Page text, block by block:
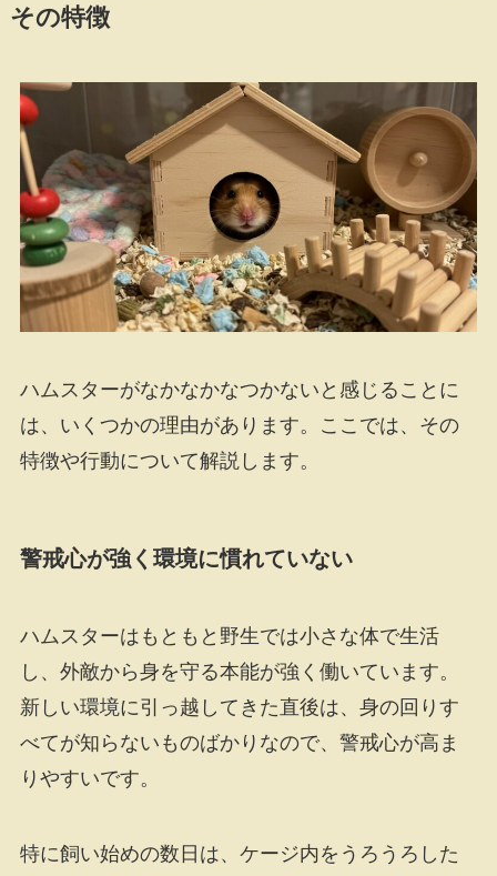
その特徴
ハムスターがなかなかなつかないと感じることに
は、いくつかの理由があります。ここでは、その
特徴や行動について解説します。
警戒心が強く環境に慣れていない
ハムスターはもともと野生では小さな体で生活
し、外敵から身を守る本能が強く働いています。
新しい環境に引っ越してきた直後は、身の回りす
べてが知らないものばかりなので、警戒心が高ま
りやすいです。
特に飼い始めの数日は、ケージ内をうろうろした